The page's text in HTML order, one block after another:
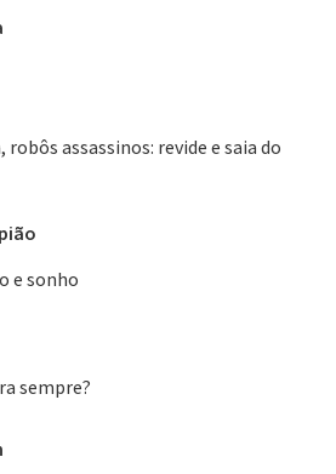
assassinos: revide e saia do
e sonho
sempre?